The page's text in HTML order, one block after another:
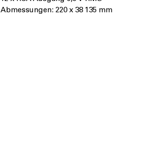
Abmessungen: 220 x 38 135 mm